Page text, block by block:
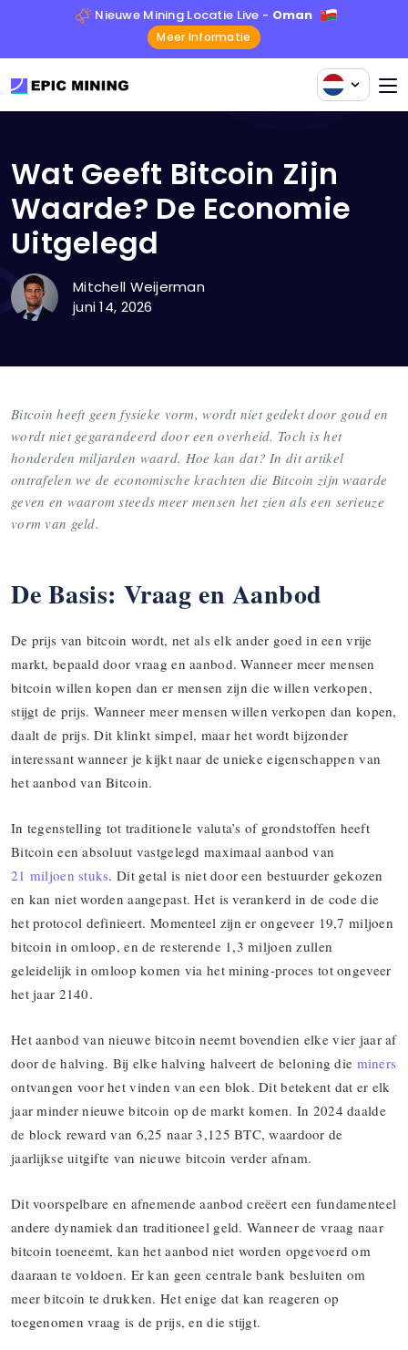
Nieuwe Mining Locatie Live - Oman
Meer Informatie
Wat Geeft Bitcoin Zijn
Waarde? De Economie
Uitgelegd
Mitchell Weijerman
juni 14, 2026
Bitcoin heeft geen fysieke vorm, wordt niet gedekt door goud en
wordt niet gegarandeerd door een overheid. Toch is het
honderden miljarden waard. Hoe kan dat? In dit artikel
ontrafelen we de economische krachten die Bitcoin zijn waarde
geven en waarom steeds meer mensen het zien als een serieuze
vorm van geld.
De Basis: Vraag en Aanbod
De prijs van bitcoin wordt, net als elk ander goed in een vrije
markt, bepaald door vraag en aanbod. Wanneer meer mensen
bitcoin willen kopen dan er mensen zijn die willen verkopen,
stijgt de prijs. Wanneer meer mensen willen verkopen dan kopen,
daalt de prijs. Dit klinkt simpel, maar het wordt bijzonder
interessant wanneer je kijkt naar de unieke eigenschappen van
het aanbod van Bitcoin.
In tegenstelling tot traditionele valuta’s of grondstoffen heeft
Bitcoin een absoluut vastgelegd maximaal aanbod van
21 miljoen stuks. Dit getal is niet door een bestuurder gekozen
en kan niet worden aangepast. Het is verankerd in de code die
het protocol definieert. Momenteel zijn er ongeveer 19,7 miljoen
bitcoin in omloop, en de resterende 1,3 miljoen zullen
geleidelijk in omloop komen via het mining-proces tot ongeveer
het jaar 2140.
Het aanbod van nieuwe bitcoin neemt bovendien elke vier jaar af
door de halving. Bij elke halving halveert de beloning die miners
ontvangen voor het vinden van een blok. Dit betekent dat er elk
jaar minder nieuwe bitcoin op de markt komen. In 2024 daalde
de block reward van 6,25 naar 3,125 BTC, waardoor de
jaarlijkse uitgifte van nieuwe bitcoin verder afnam.
Dit voorspelbare en afnemende aanbod creëert een fundamenteel
andere dynamiek dan traditioneel geld. Wanneer de vraag naar
bitcoin toeneemt, kan het aanbod niet worden opgevoerd om
daaraan te voldoen. Er kan geen centrale bank besluiten om
meer bitcoin te drukken. Het enige dat kan reageren op
toegenomen vraag is de prijs, en die stijgt.